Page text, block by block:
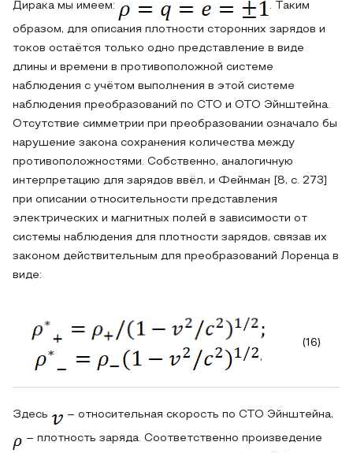
Дирака мы имеем: . Таким
образом, для описания плотности сторонних зарядов и
токов остаётся только одно представление в виде
длины и времени в противоположной системе
наблюдения с учётом выполнения в этой системе
наблюдения преобразований по СТО и ОТО Эйнштейна.
Отсутствие симметрии при преобразовании означало бы
нарушение закона сохранения количества между
противоположностями. Собственно, аналогичную
интерпретацию для зарядов ввёл, и Фейнман [8, с. 273]
при описании относительности представления
электрических и магнитных полей в зависимости от
системы наблюдения для плотности зарядов, связав их
законом действительным для преобразований Лоренца в
виде:
,
(16)
Здесь – относительная скорость по СТО Эйнштейна,
– плотность заряда. Соответственно произведение